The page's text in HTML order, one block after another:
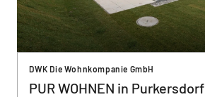
DWK Die Wohnkompanie GmbH
PUR WOHNEN in Purkersdorf